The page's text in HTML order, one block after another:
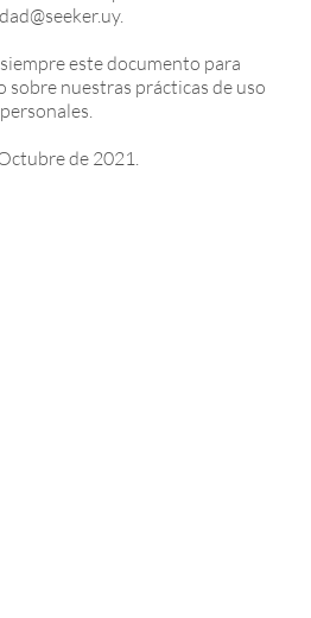
.
este documento para
nuestras prácticas de uso
de 2021.